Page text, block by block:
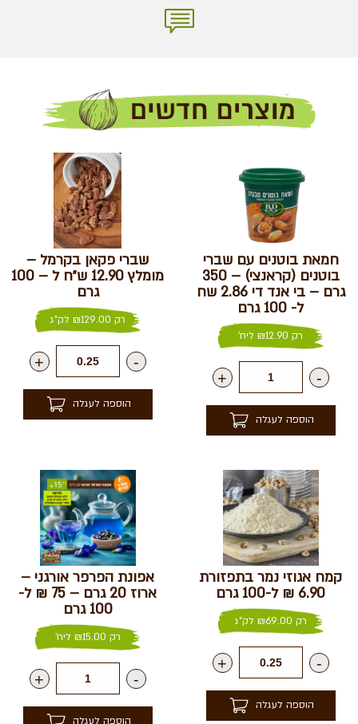
חמאת בוטנים עם שברי
בוטנים (קראנצי) – 350
גרם – בי אנד די 2.86 שח
ל- 100 גרם
רק ₪12.90 ליח'
-
+
הוספה לעגלה
שברי פקאן בקרמל –
מומלץ 12.90 ש״ח ל – 100
גרם
רק ₪129.00 לק"ג
-
+
הוספה לעגלה
קמח אגוזי נמר בתפזורת
6.90 ₪ ל-100 גרם
רק ₪69.00 לק"ג
-
+
הוספה לעגלה
אפונת הפרפר אורגני –
ארוז 20 גרם – 75 ₪ ל-
100 גרם
רק ₪15.00 ליח'
-
+
הוספה לעגלה